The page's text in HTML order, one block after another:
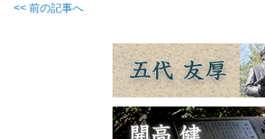
<< 前の記事へ